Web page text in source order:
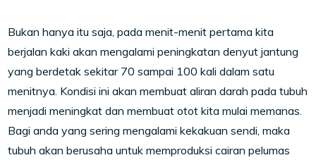
Bukan hanya itu saja, pada menit-menit pertama kita
berjalan kaki akan mengalami peningkatan denyut jantung
yang berdetak sekitar 70 sampai 100 kali dalam satu
menitnya. Kondisi ini akan membuat aliran darah pada tubuh
menjadi meningkat dan membuat otot kita mulai memanas.
Bagi anda yang sering mengalami kekakuan sendi, maka
tubuh akan berusaha untuk memproduksi cairan pelumas